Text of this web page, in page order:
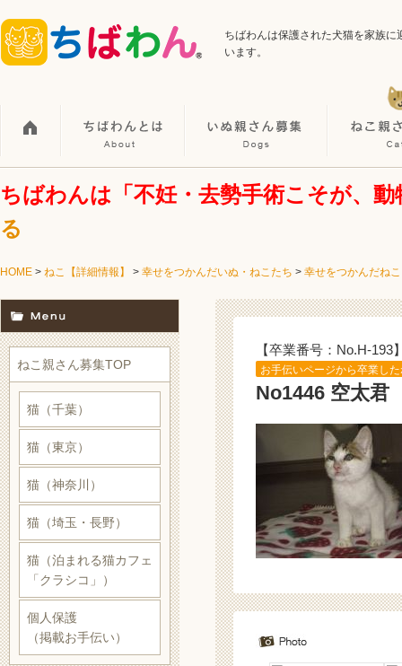
ちばわんは保護された犬猫を家族
います。
ちばわんは「不妊・去勢手術こそが、
る
HOME > ねこ【詳細情報】 > 幸せをつかんだいぬ・ねこたち > 幸せをつかんだねこ
【卒業番号：No.H-193
お手伝いページから卒業し
No1446 空太君
ねこ親さん募集TOP
猫（千葉）
猫（東京）
猫（神奈川）
猫（埼玉・長野）
猫（泊まれる猫カフェ
「クラシコ」）
個人保護
（掲載お手伝い）